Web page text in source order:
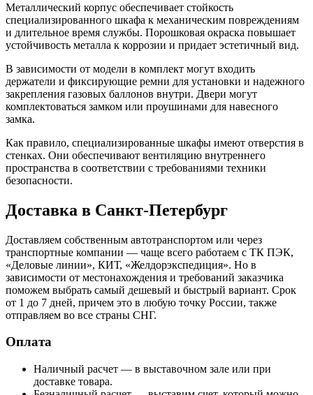
Металлический корпус обеспечивает стойкость
специализированного шкафа к механическим повреждениям
и длительное время службы. Порошковая окраска повышает
устойчивость металла к коррозии и придает эстетичный вид.
В зависимости от модели в комплект могут входить
держатели и фиксирующие ремни для установки и надежного
закрепления газовых баллонов внутри. Двери могут
комплектоваться замком или проушинами для навесного
замка.
Как правило, специализированные шкафы имеют отверстия в
стенках. Они обеспечивают вентиляцию внутреннего
пространства в соответствии с требованиями техники
безопасности.
Доставка в Санкт-Петербург
Доставляем собственным автотранспортом или через
транспортные компании — чаще всего работаем с ТК ПЭК,
«Деловые линии», КИТ, «Желдорэкспедиция». Но в
зависимости от местонахождения и требований заказчика
поможем выбрать самый дешевый и быстрый вариант. Срок
от 1 до 7 дней, причем это в любую точку России, также
отправляем во все страны СНГ.
Оплата
Наличный расчет — в выставочном зале или при
доставке товара.